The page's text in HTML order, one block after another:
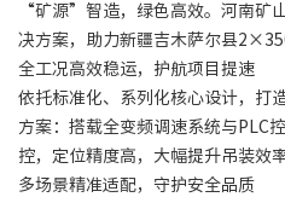
“矿源”智造，绿色高效。河南矿
决方案，助力新疆吉木萨尔县
全工况高效稳运，护航项目提速
依托标准化、系列化核心设计，打
方案：搭载全变频调速系统与PLC
控，定位精度高，大幅提升吊装效
多场景精准适配，守护安全品质